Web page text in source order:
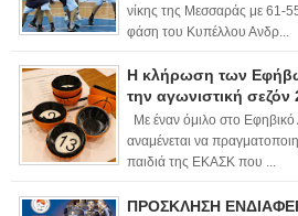
νίκης της Μεσσαράς με 61-
φάση του Κυπέλλου Ανδρ...
Η κλήρωση των
την αγωνιστική σεζόν
Με έναν όμιλο στο
αναμένεται να
παιδιά της ΕΚΑΣΚ που ...
ΠΡΟΣΚΛΗΣΗ